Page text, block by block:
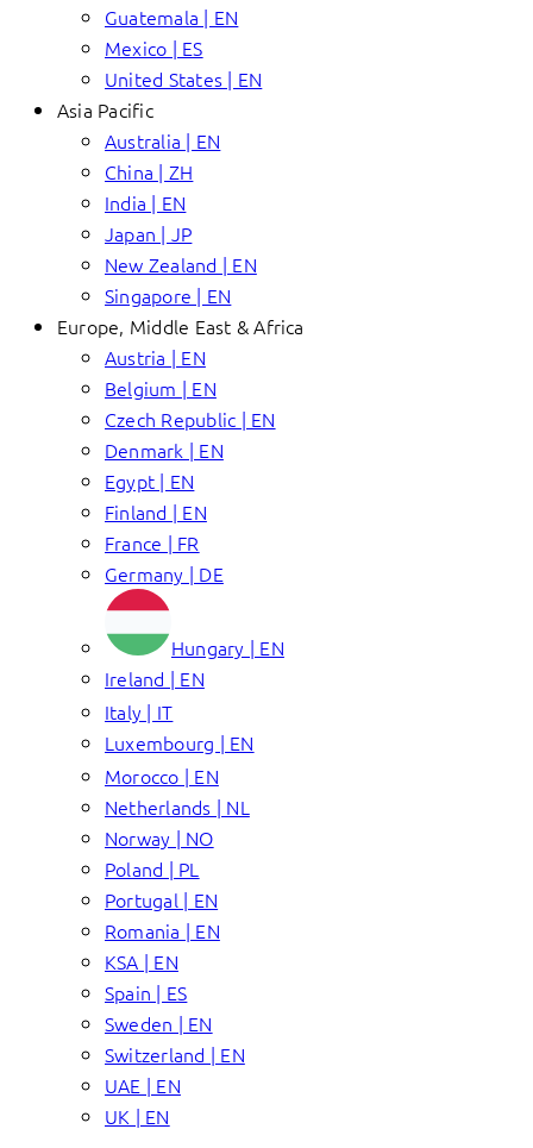
Guatemala | EN
Mexico | ES
United States | EN
Asia Pacific
Australia | EN
China | ZH
India | EN
Japan | JP
New Zealand | EN
Singapore | EN
Europe, Middle East & Africa
Austria | EN
Belgium | EN
Czech Republic | EN
Denmark | EN
Egypt | EN
Finland | EN
France | FR
Germany | DE
Hungary | EN
Ireland | EN
Italy | IT
Luxembourg | EN
Morocco | EN
Netherlands | NL
Norway | NO
Poland | PL
Portugal | EN
Romania | EN
KSA | EN
Spain | ES
Sweden | EN
Switzerland | EN
UAE | EN
UK | EN